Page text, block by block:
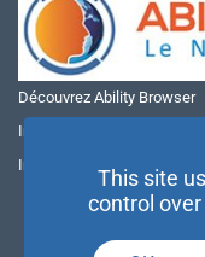
Découvrez Ability Browser
Installer Ability Browser sur
Installer Ability Browser sur
This site
control